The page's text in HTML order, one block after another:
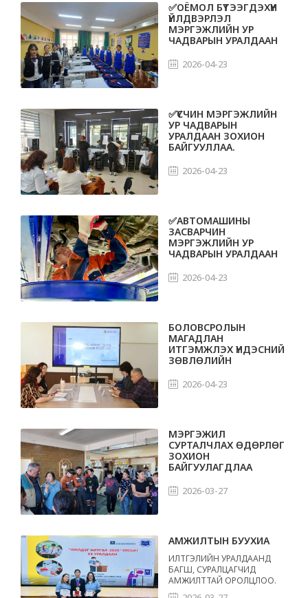
✅ОЁМОЛ БҮТЭЭГДЭХҮҮН
ҮЙЛДВЭРЛЭЛ
МЭРГЭЖЛИЙН УР
ЧАДВАРЫН УРАЛДААН
2026-04-23
✅ҮСЧИН МЭРГЭЖЛИЙН
УР ЧАДВАРЫН
УРАЛДААН ЗОХИОН
БАЙГУУЛЛАА.
2026-04-23
✅АВТОМАШИНЫ
ЗАСВАРЧИН
МЭРГЭЖЛИЙН УР
ЧАДВАРЫН УРАЛДААН
2026-04-23
БОЛОВСРОЛЫН
МАГАДЛАН
ИТГЭМЖЛЭХ ҮНДЭСНИЙ
ЗӨВЛӨЛИЙН
АЖИЛЛАЖ БАЙНА.
2026-04-23
МЭРГЭЖИЛ
СУРТАЛЧЛАХ ӨДӨРЛӨГ
ЗОХИОН
БАЙГУУЛАГДЛАА
2026-03-27
АМЖИЛТЫН БУУХИА
ИЛТГЭЛИЙН УРАЛДААНД
БАГШ, СУРАЛЦАГЧИД
АМЖИЛТТАЙ ОРОЛЦЛОО.